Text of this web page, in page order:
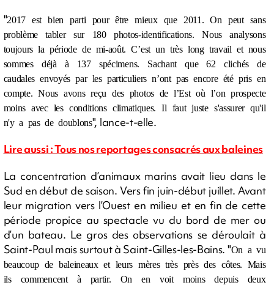
"2017 est bien parti pour être mieux que 2011. On peut sans
problème tabler sur 180 photos-identifications. Nous analysons
toujours la période de mi-août. C’est un très long travail et nous
sommes déjà à 137 spécimens. Sachant que 62 clichés de
caudales envoyés par les particuliers n’ont pas encore été pris en
compte. Nous avons reçu des photos de l’Est où l’on prospecte
moins avec les conditions climatiques. Il faut juste s'assurer qu'il
n'y a pas de doublons", lance-t-elle.
Lire aussi : Tous nos reportages consacrés aux baleines
La concentration d’animaux marins avait lieu dans le
Sud en début de saison. Vers fin juin-début juillet. Avant
leur migration vers l’Ouest en milieu et en fin de cette
période propice au spectacle vu du bord de mer ou
d’un bateau. Le gros des observations se déroulait à
Saint-Paul mais surtout à Saint-Gilles-les-Bains. "On a vu
beaucoup de baleineaux et leurs mères très près des côtes. Mais
ils commencent à partir. On en voit moins depuis deux